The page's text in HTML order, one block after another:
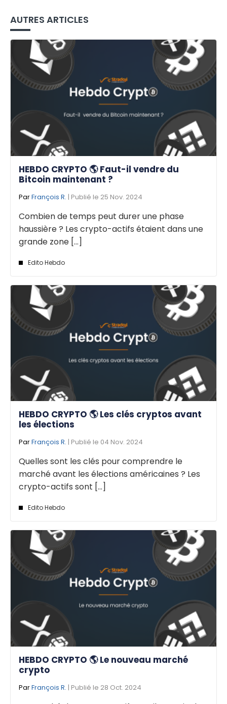
AUTRES ARTICLES
HEBDO CRYPTO 🌎 Faut-il vendre du
Bitcoin maintenant ?
ParFrançois R. | Publié le 25 Nov. 2024
Combien de temps peut durer une phase
haussière ? Les crypto-actifs étaient dans une
grande zone [...]
Edito Hebdo
HEBDO CRYPTO 🌎 Les clés cryptos avant
les élections
ParFrançois R. | Publié le 04 Nov. 2024
Quelles sont les clés pour comprendre le
marché avant les élections américaines ? Les
crypto-actifs sont [...]
Edito Hebdo
HEBDO CRYPTO 🌎 Le nouveau marché
crypto
ParFrançois R. | Publié le 28 Oct. 2024